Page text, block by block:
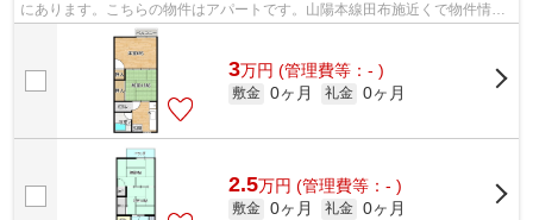
にあります。こちらの物件はアパートです。山陽本線田布施近くで物件情報
をお探しなら、当社までお気軽にご連絡...
3万円 (管理費等：- )
敷金 0ヶ月 礼金 0ヶ月
2.5万円 (管理費等：- )
敷金 0ヶ月 礼金 0ヶ月